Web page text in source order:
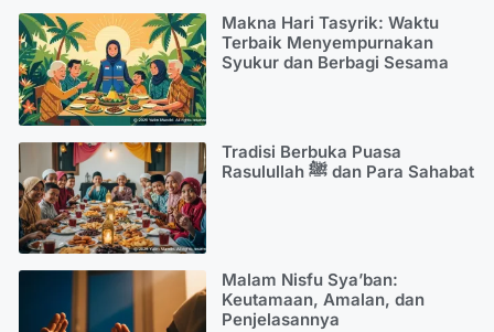
Makna Hari Tasyrik: Waktu
Terbaik Menyempurnakan
Syukur dan Berbagi Sesama
Tradisi Berbuka Puasa
Rasulullah ﷺ dan Para Sahabat
Malam Nisfu Sya’ban:
Keutamaan, Amalan, dan
Penjelasannya